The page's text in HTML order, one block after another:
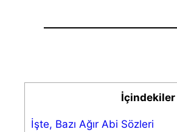
İçindekiler
İşte, Bazı Ağır Abi Sözleri